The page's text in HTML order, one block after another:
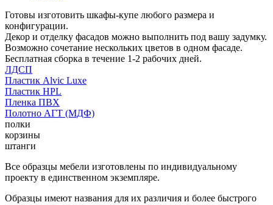
Готовы изготовить шкафы-купе любого размера и
конфигурации.
Декор и отделку фасадов можно выполнить под вашу задумку.
Возможно сочетание нескольких цветов в одном фасаде.
Бесплатная сборка в течение 1-2 рабочих дней.
ЛДСП
Пластик Alvic Luxe
Пластик HPL
Пленка ПВХ
Полотно АГТ (МДФ)
полки
корзины
штанги
Все образцы мебели изготовлены по индивидуальному
проекту в единственном экземпляре.
Образцы имеют названия для их различия и более быстрого